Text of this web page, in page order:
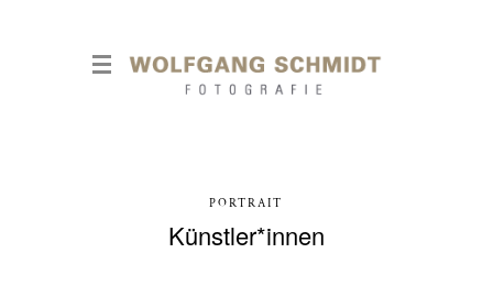
PORTRAIT
Künstler*innen